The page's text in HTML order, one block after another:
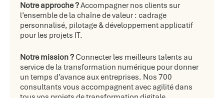
Notre approche ?Accompagner nos clients sur
l’ensemble de la chaîne de valeur : cadrage
personnalisé, pilotage & développement applicatif
pour les projets IT.
Notre mission ?Connecter les meilleurs talents au
service de la transformation numérique pour donner
un temps d’avance aux entreprises. Nos 700
consultants vous accompagnent avec agilité dans